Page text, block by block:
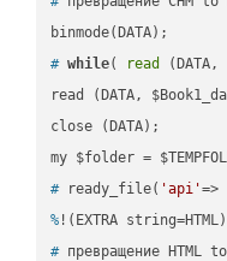
# while( read (DATA,
read (DATA,
close (DATA);
# ready_file( 'api'=>
% !(EXTRA string=HTML)
# превращение HTML to